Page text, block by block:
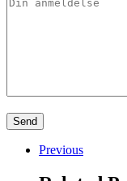
Previous